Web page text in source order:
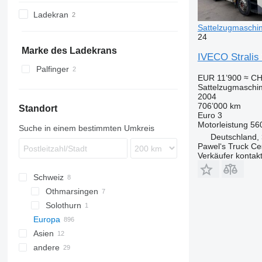
Stralis 460
SK
Ladekran
Marke des Ladekrans
Palfinger
Standort
Suche in einem bestimmten Umkreis
Schweiz
Othmarsingen
Solothurn
Europa
Niederlande
Italien
Asien
Usbekistan
andere
24
IVECO
EUR 11’900 ≈
2004
706’000 km
Euro 3
Motorleistung
Deutschland,
Pawel‘s Truck
Verkäufer